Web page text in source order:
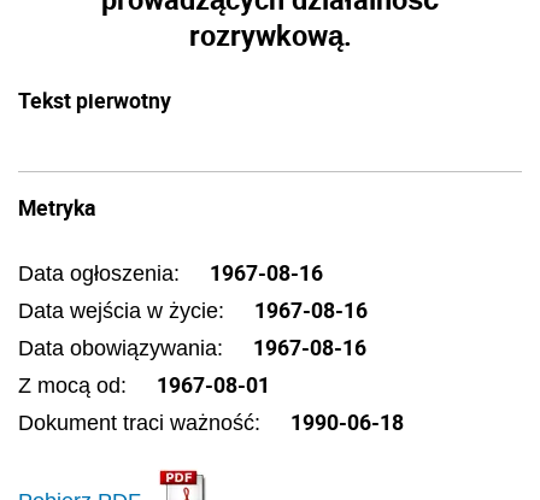
rozrywkową.
Tekst pierwotny
Metryka
Data ogłoszenia: 1967-08-16
Data wejścia w życie: 1967-08-16
Data obowiązywania: 1967-08-16
Z mocą od: 1967-08-01
Dokument traci ważność: 1990-06-18